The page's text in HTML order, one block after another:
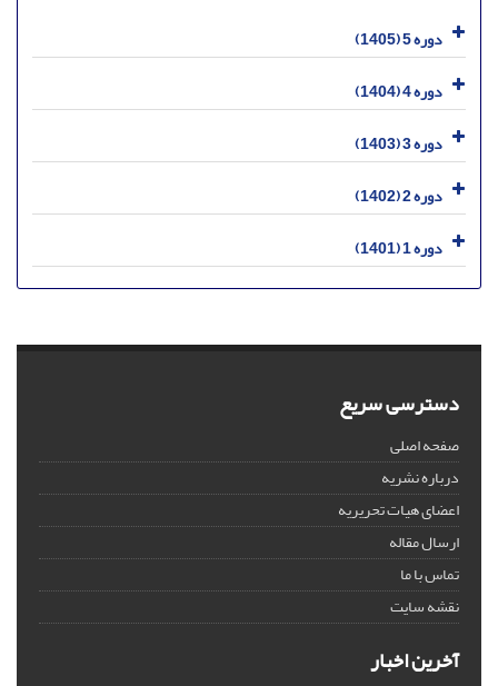
دوره 5 (1405)
دوره 4 (1404)
دوره 3 (1403)
دوره 2 (1402)
دوره 1 (1401)
دسترسی سریع
صفحه اصلی
درباره نشریه
اعضای هیات تحریریه
ارسال مقاله
تماس با ما
نقشه سایت
آخرین اخبار